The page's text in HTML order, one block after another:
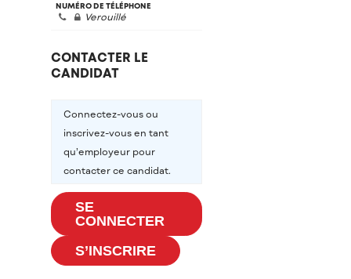
NUMÉRO DE TÉLÉPHONE
Verouillé
CONTACTER LE
CANDIDAT
Connectez-vous ou
inscrivez-vous en tant
qu’employeur pour
contacter ce candidat.
SE
CONNECTER
S’INSCRIRE